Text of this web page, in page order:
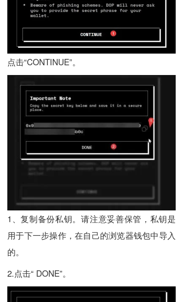
点击“CONTINUE”。
1、复制备份私钥。请注意妥善保管，私钥是
用于下一步操作，在自己的浏览器钱包中导入
的。
2.点击“ DONE”。